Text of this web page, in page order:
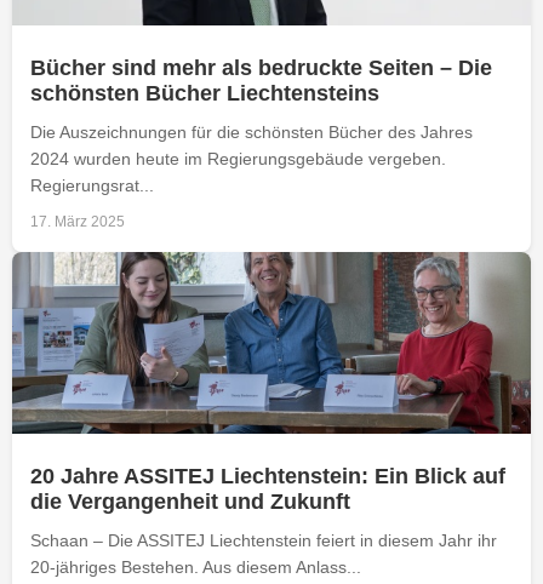
Bücher sind mehr als bedruckte Seiten – Die
schönsten Bücher Liechtensteins
Die Auszeichnungen für die schönsten Bücher des Jahres
2024 wurden heute im Regierungsgebäude vergeben.
Regierungsrat...
17. März 2025
20 Jahre ASSITEJ Liechtenstein: Ein Blick auf
die Vergangenheit und Zukunft
Schaan – Die ASSITEJ Liechtenstein feiert in diesem Jahr ihr
20-jähriges Bestehen. Aus diesem Anlass...